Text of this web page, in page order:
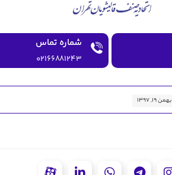
شماره تماس
۰۲۱۶۶۸۸۱۲۴۳
بهمن ۱۹, ۱۳۹۷